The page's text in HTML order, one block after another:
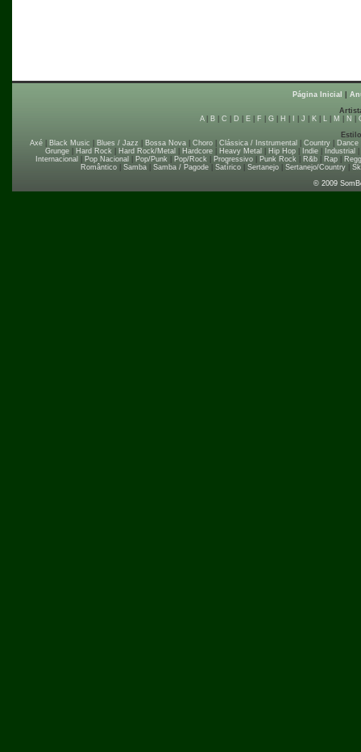
Página Inicial
A| B| C D E| F G| H J K| L| M N
Axé
Black Music Blues / Jazz Bossa Nova Choro Clássica / Instrumental Country Dance
Grunge| Hard Rock| Hard Rock/Metal Hardcore| Heavy Metal Hip Hop| Indie| Industrial
Internacional
Pop Nacional Pop/Punk| Pop/Rock| Progressivo| Punk Rock| R&b| Rap|
Romântico| Samba| Samba / Pagode| Satírico| Sertanejo| Sertanejo/Country|
© 2009